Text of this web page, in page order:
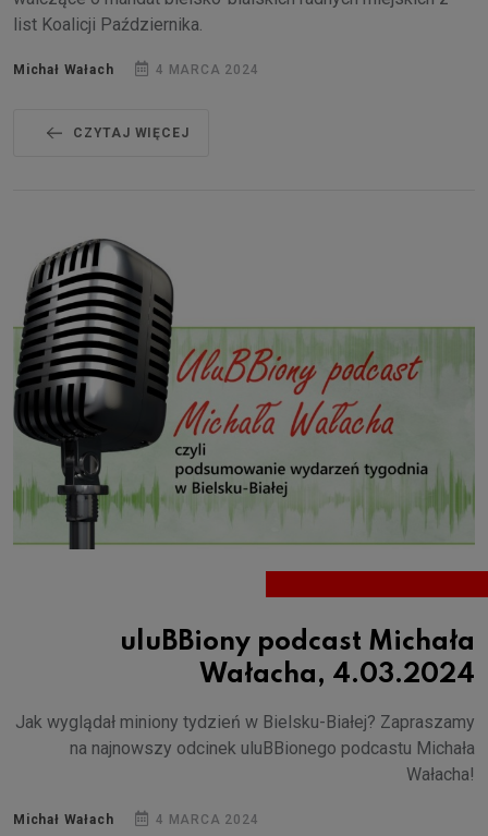
list Koalicji Października.
Michał Wałach 4 MARCA 2024
CZYTAJ WIĘCEJ
uluBBiony podcast Michała
Wałacha, 4.03.2024
Jak wyglądał miniony tydzień w Bielsku-Białej? Zapraszamy
na najnowszy odcinek uluBBionego podcastu Michała
Wałacha!
Michał Wałach 4 MARCA 2024